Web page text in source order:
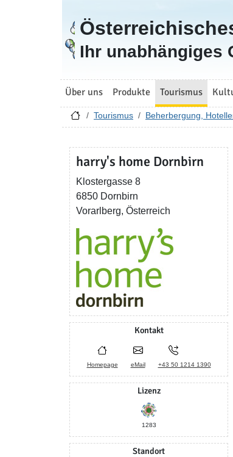
Zur Startseite
Ihr unabhängiges
Über uns Produkte Tourismus
Tourismus Beherbergung,
harry's home Dornbirn
Klostergasse 8
6850 Dornbirn
Vorarlberg, Österreich
Kontakt
Homepage eMail +43 50 1214 1390
Lizenz
1283
Standort